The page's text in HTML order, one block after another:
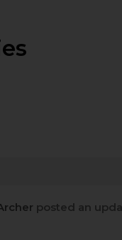
posted an